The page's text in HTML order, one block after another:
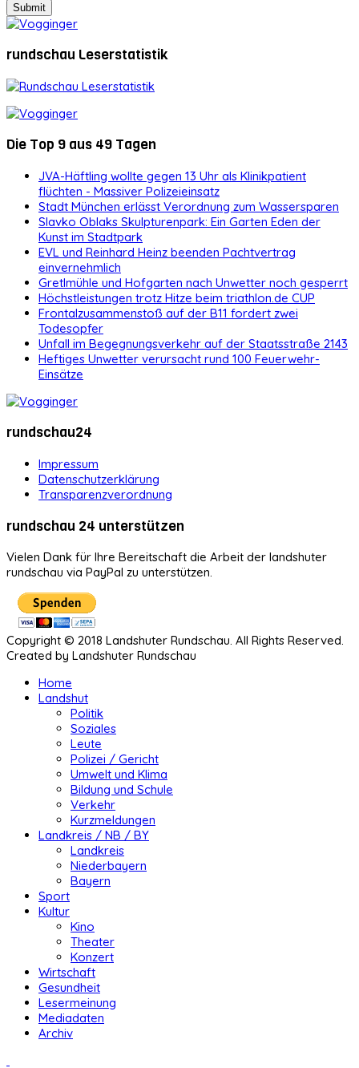
rundschau Leserstatistik
Die Top 9 aus 49 Tagen
JVA-Häftling wollte gegen 13 Uhr als Klinikpatient
flüchten - Massiver Polizeieinsatz
Stadt München erlässt Verordnung zum Wassersparen
Slavko Oblaks Skulpturenpark: Ein Garten Eden der
Kunst im Stadtpark
EVL und Reinhard Heinz beenden Pachtvertrag
einvernehmlich
Gretlmühle und Hofgarten nach Unwetter noch gesperrt
Höchstleistungen trotz Hitze beim triathlon.de CUP
Frontalzusammenstoß auf der B11 fordert zwei
Todesopfer
Unfall im Begegnungsverkehr auf der Staatsstraße 2143
Heftiges Unwetter verursacht rund 100 Feuerwehr-
Einsätze
rundschau24
Impressum
Datenschutzerklärung
Transparenzverordnung
rundschau 24 unterstützen
Vielen Dank für Ihre Bereitschaft die Arbeit der landshuter
rundschau via PayPal zu unterstützen.
Copyright © 2018 Landshuter Rundschau. All Rights Reserved.
Created by Landshuter Rundschau
Home
Landshut
Politik
Soziales
Leute
Polizei / Gericht
Umwelt und Klima
Bildung und Schule
Verkehr
Kurzmeldungen
Landkreis / NB / BY
Landkreis
Niederbayern
Bayern
Sport
Kultur
Kino
Theater
Konzert
Wirtschaft
Gesundheit
Lesermeinung
Mediadaten
Archiv